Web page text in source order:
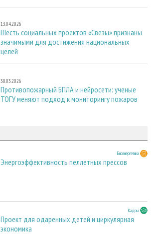
13.04.2026
Шесть социальных проектов «Свезы» признаны
значимыми для достижения национальных
целей
30.03.2026
Противопожарный БПЛА и нейросети: ученые
ТОГУ меняют подход к мониторингу пожаров
Биоэнергетика
Энергоэффективность пеллетных прессов
Кадры
Проект для одаренных детей и циркулярная
экономика